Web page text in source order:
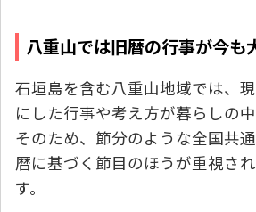
八重山では旧暦の行事が今も
石垣島を含む八重山地域では、
にした行事や考え方が暮らしの中
そのため、節分のような全国共
暦に基づく節目のほうが重視さ
す。